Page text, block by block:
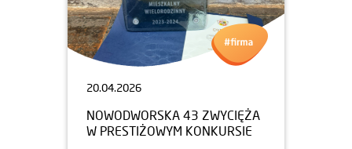
20.04.2026
NOWODWORSKA 43 ZWYCIĘŻA
W PRESTIŻOWYM KONKURSIE